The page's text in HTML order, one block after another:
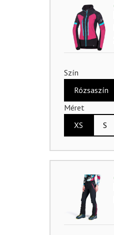
5-ből,
értékelés
alapján
Szín
Rózsaszín
Méret
XS
S